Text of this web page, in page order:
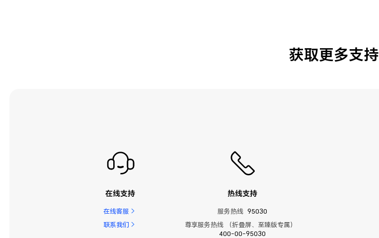
获取更多支持
在线支持
在线客服
联系我们
热线支持
服务热线 95030
尊享服务热线 （折叠屏、至臻版专属）
400-00-95030